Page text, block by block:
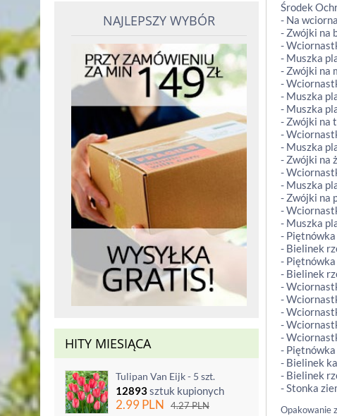
NAJLEPSZY WYBÓR
HITY MIESIĄCA
Tulipan Van Eijk - 5 szt.
12893sztuk kupionych
2.99PLN 4.27PLN
Środek
- Na
- Zwójki na
-
- Muszka
- Zwójki na
-
- Muszka
- Muszka
- Zwójki na
-
- Muszka
- Zwójki na
-
- Muszka
- Zwójki na
-
- Muszka
-
- Bielinek
-
- Bielinek
-
-
-
-
-
-
- Bielinek
- Bielinek
- Stonka
Opakowanie